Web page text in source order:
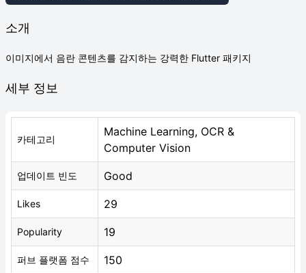
소개
이미지에서 음란 콘텐츠를 감지하는 강력한 Flutter 패키지
세부 정보
카테고리
Machine Learning, OCR &
Computer Vision
업데이트 빈도 Good
Likes 29
Popularity 19
퍼브 플랫폼 점수 150